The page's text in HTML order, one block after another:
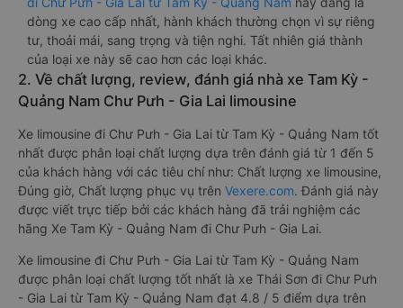
dòng xe cao cấp nhất, hành khách thường chọn vì sự riêng
tư, thoải mái, sang trọng và tiện nghi. Tất nhiên giá thành
của loại xe này sẽ cao hơn các loại khác.
2. Về chất lượng, review, đánh giá nhà xe Tam Kỳ -
Quảng Nam Chư Pưh - Gia Lai limousine
Xe limousine đi Chư Pưh - Gia Lai từ Tam Kỳ - Quảng Nam tốt
nhất được phân loại chất lượng dựa trên đánh giá từ 1 đến 5
của khách hàng với các tiêu chí như: Chất lượng xe limousine,
Đúng giờ, Chất lượng phục vụ trên Vexere.com. Đánh giá này
được viết trực tiếp bởi các khách hàng đã trải nghiệm các
hãng Xe Tam Kỳ - Quảng Nam đi Chư Pưh - Gia Lai.
Xe limousine đi Chư Pưh - Gia Lai từ Tam Kỳ - Quảng Nam
được phân loại chất lượng tốt nhất là xe Thái Sơn đi Chư Pưh
- Gia Lai từ Tam Kỳ - Quảng Nam đạt 4.8 / 5 điểm dựa trên